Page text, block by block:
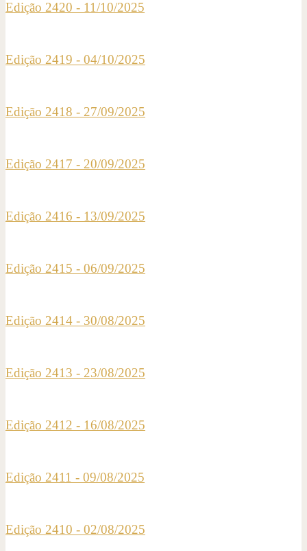
Edição 2420 - 11/10/2025
Edição 2419 - 04/10/2025
Edição 2418 - 27/09/2025
Edição 2417 - 20/09/2025
Edição 2416 - 13/09/2025
Edição 2415 - 06/09/2025
Edição 2414 - 30/08/2025
Edição 2413 - 23/08/2025
Edição 2412 - 16/08/2025
Edição 2411 - 09/08/2025
Edição 2410 - 02/08/2025